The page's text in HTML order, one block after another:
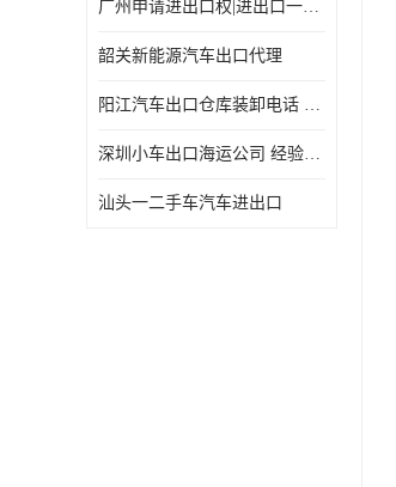
广州申请进出口权|进出口一站式
韶关新能源汽车出口代理
阳江汽车出口仓库装卸电话 经验丰富
深圳小车出口海运公司 经验丰富
汕头一二手车汽车进出口